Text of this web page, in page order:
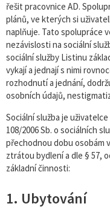
řešit pracovnice AD.
plánů, ve kterých si
naplňuje. Tato spolupráce
nezávislosti na sociální
sociální služby Listinu
vykají a jednají s nimi
rozhodnutí a jednání,
osobních údajů,
Sociální služba je
108/2006 Sb. o sociálních
přechodnou dobu osobám
ztrátou bydlení a dle § 57,
základní činnosti:
1. Ubytování